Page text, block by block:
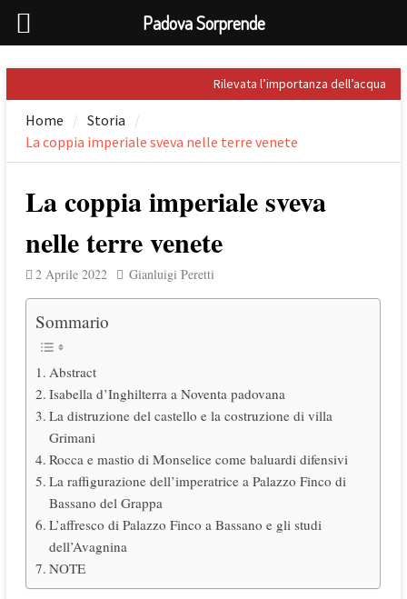
to
content
Rilevata l’importanza dell’acqua
nel Palladio
Caffè
Sandro Penna, poeta dell’eros
Tommaseo i due grandi letterati
che celebrarono Torreglia (PD)
Il tesoro nascosto di Padova: il
First Folio di Shakespeare
Home
Storia
La coppia imperiale sveva nelle terre venete
La coppia imperiale sveva
nelle terre venete
2 Aprile 2022 Gianluigi Peretti
Sommario
Abstract
Isabella d’Inghilterra a Noventa padovana
La distruzione del castello e la costruzione di villa
Grimani
Rocca e mastio di Monselice come baluardi difensivi
La raffigurazione dell’imperatrice a Palazzo Finco di
Bassano del Grappa
L’affresco di Palazzo Finco a Bassano e gli studi
dell’Avagnina
NOTE
Padova Sorprende